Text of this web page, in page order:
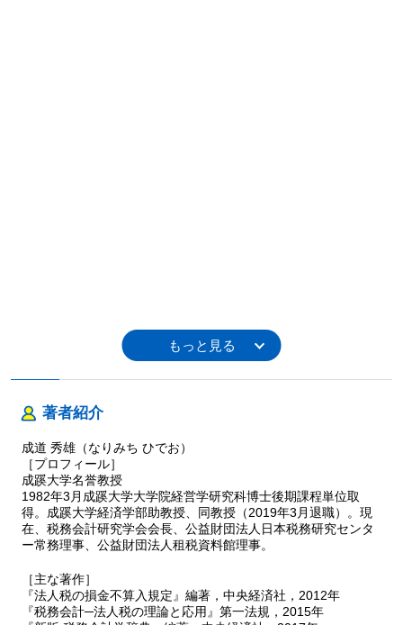
著者紹介
成道 秀雄（なりみち ひでお）
［プロフィール］
成蹊大学名誉教授
1982年3月成蹊大学大学院経営学研究科博士後期課程単位取
得。成蹊大学経済学部助教授、同教授（2019年3月退職）。現
在、税務会計研究学会会長、公益財団法人日本税務研究センタ
ー常務理事、公益財団法人租税資料館理事。
［主な著作］
『法人税の損金不算入規定』編著，中央経済社，2012年
『税務会計─法人税の理論と応用』第一法規，2015年